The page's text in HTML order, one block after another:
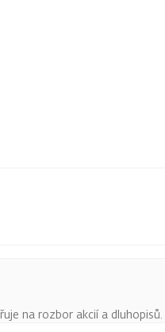
na rozbor akcií a